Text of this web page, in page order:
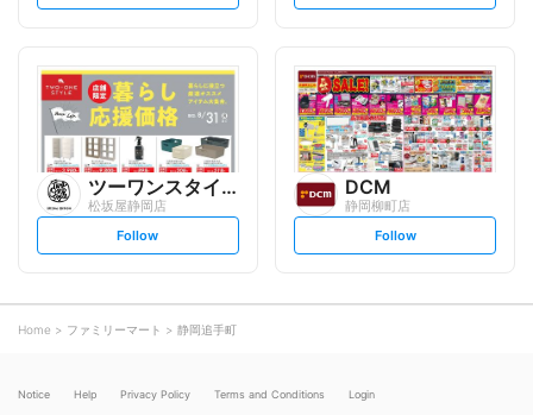
l
o
w
l
o
w
ツーワンスタイル
松坂屋静岡店
s
l
o
Follow
DCM
静岡柳町店
s
l
Follow
Home ファミリーマート 静岡追手町
Notice Help Privacy Policy Terms and Conditions Login